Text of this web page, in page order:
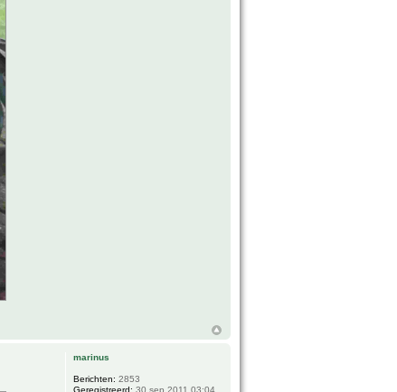
marinus
Berichten: 2853
Geregistreerd: 30 sep 2011 03:04